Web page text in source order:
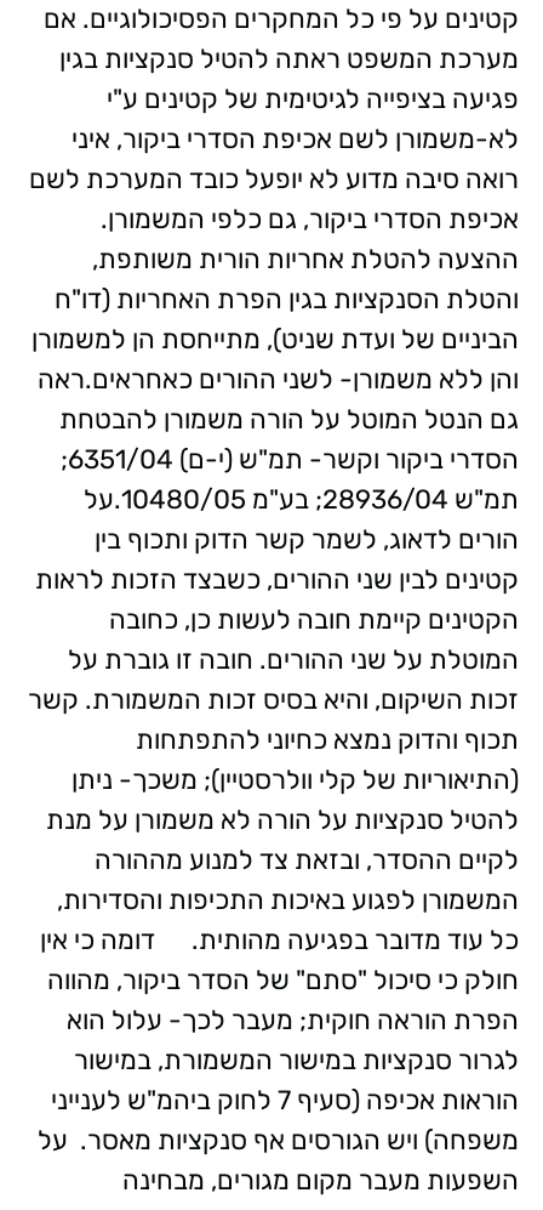
קטינים על פי כל המחקרים הפסיכולוגיים. אם
מערכת המשפט ראתה להטיל סנקציות בגין
פגיעה בציפייה לגיטימית של קטינים ע"י
לא-משמורן לשם אכיפת הסדרי ביקור, איני
רואה סיבה מדוע לא יופעל כובד המערכת לשם
אכיפת הסדרי ביקור, גם כלפי המשמורן.
ההצעה להטלת אחריות הורית משותפת,
והטלת הסנקציות בגין הפרת האחריות (דו"ח
הביניים של ועדת שניט), מתייחסת הן למשמורן
והן ללא משמורן- לשני ההורים כאחראים.ראה
גם הנטל המוטל על הורה משמורן להבטחת
הסדרי ביקור וקשר- תמ"ש (י-ם) 6351/04;
תמ"ש 28936/04; בע"מ 10480/05.על
הורים לדאוג, לשמר קשר הדוק ותכוף בין
קטינים לבין שני ההורים, כשבצד הזכות לראות
הקטינים קיימת חובה לעשות כן, כחובה
המוטלת על שני ההורים. חובה זו גוברת על
זכות השיקום, והיא בסיס זכות המשמורת. קשר
תכוף והדוק נמצא כחיוני להתפתחות
(התיאוריות של קלי וולרסטיין); משכך- ניתן
להטיל סנקציות על הורה לא משמורן על מנת
לקיים ההסדר, ובזאת צד למנוע מההורה
המשמורן לפגוע באיכות התכיפות והסדירות,
כל עוד מדובר בפגיעה מהותית. דומה כי אין
חולק כי סיכול "סתם" של הסדר ביקור, מהווה
הפרת הוראה חוקית; מעבר לכך- עלול הוא
לגרור סנקציות במישור המשמורת, במישור
הוראות אכיפה (סעיף 7 לחוק ביהמ"ש לענייני
משפחה) ויש הגורסים אף סנקציות מאסר. על
השפעות מעבר מקום מגורים, מבחינה